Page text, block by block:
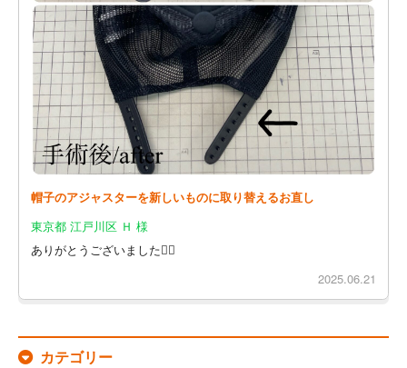
帽子のアジャスターを新しいものに取り替えるお直し
東京都 江戸川区 Ｈ 様
ありがとうございました🙇‍♀️
2025.06.21
カテゴリー